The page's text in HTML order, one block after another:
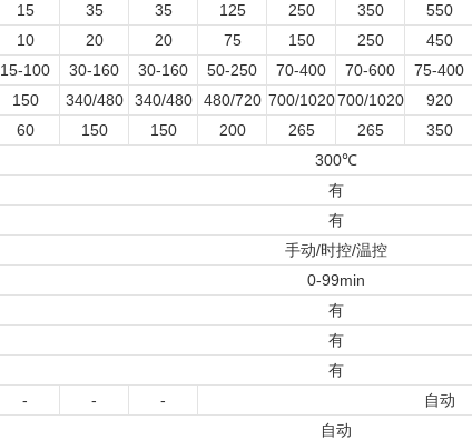
15 35 35 125 250 350 550
10 20 20 75 150 250 450
15-100 30-160 30-160 50-250 70-400 70-600 75-400
150 340/480 340/480 480/720 700/1020700/1020 920
60 150 150 200 265 265 350
300℃
有
有
手动/时控/温控
0-99min
有
有
有
- - -
自动
自动